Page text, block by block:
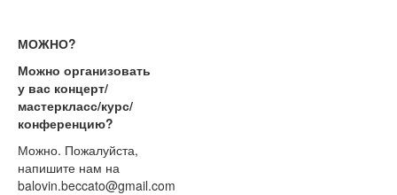
МОЖНО?
Можно организовать
у вас концерт/
мастеркласс/курс/
конференцию?
Можно. Пожалуйста,
напишите нам на
balovin.beccato@gmail.com